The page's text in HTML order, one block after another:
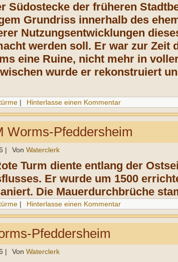
Südostecke der früheren
Grundriss in­nerhalb des
Nutzungsentwicklungen
werden soll. Er war zur Zeit
eine Ruine, nicht mehr in
wurde er rekonstruiert
| Hinterlasse einen Kommentar
Worms-Pfeddersheim
| Von Waterclerk
Turm diente entlang der
Er wurde um 1500
Die Mauerdurchbrüche
| Hinterlasse einen Kommentar
Pfeddersheim
| Von Waterclerk